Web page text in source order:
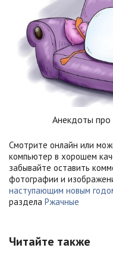
Анекдоты про
Смотрите онлайн или
компьютер в хорошем
забывайте оставить
фотографии и
наступающим новым
раздела Ржачные
Читайте также